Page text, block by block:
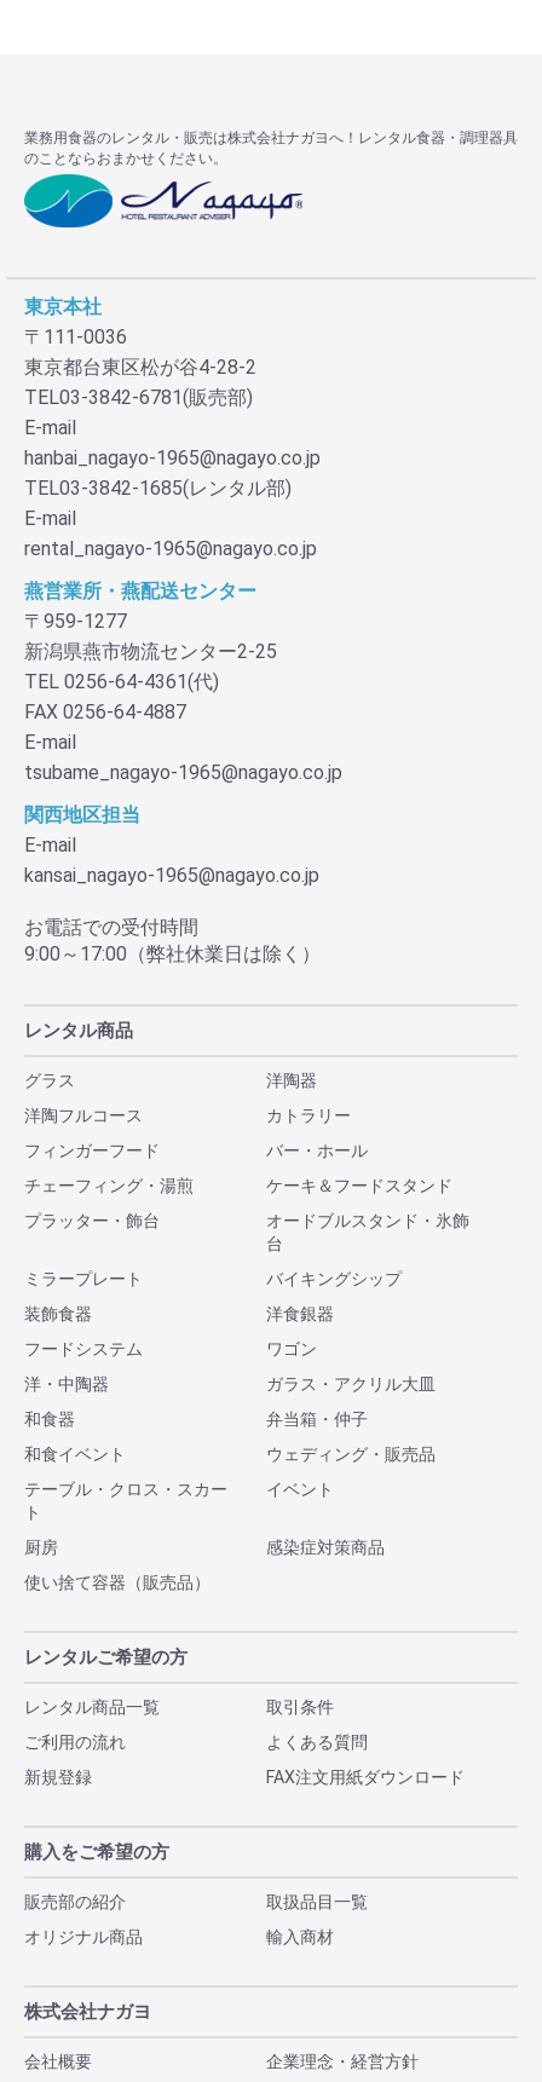
業務用食器のレンタル・販売は株式会社ナガヨへ！レンタル食器・調理器具
のことならおまかせください。
東京本社
〒111-0036
東京都台東区松が谷4-28-2
TEL03-3842-6781(販売部)
E-mail
hanbai_nagayo-1965@nagayo.co.jp
TEL03-3842-1685(レンタル部)
E-mail
rental_nagayo-1965@nagayo.co.jp
燕営業所・燕配送センター
〒959-1277
新潟県燕市物流センター2-25
TEL 0256-64-4361(代)
FAX 0256-64-4887
E-mail
tsubame_nagayo-1965@nagayo.co.jp
関西地区担当
E-mail
kansai_nagayo-1965@nagayo.co.jp
お電話での受付時間
9:00～17:00（弊社休業日は除く）
レンタル商品
グラス
洋陶器
洋陶フルコース
カトラリー
フィンガーフード
バー・ホール
チェーフィング・湯煎
ケーキ＆フードスタンド
プラッター・飾台
オードブルスタンド・氷飾
台
ミラープレート
バイキングシップ
装飾食器
洋食銀器
フードシステム
ワゴン
洋・中陶器
ガラス・アクリル大皿
和食器
弁当箱・仲子
和食イベント
ウェディング・販売品
テーブル・クロス・スカー
ト
イベント
厨房
感染症対策商品
使い捨て容器（販売品）
レンタルご希望の方
レンタル商品一覧
取引条件
ご利用の流れ
よくある質問
新規登録
FAX注文用紙ダウンロード
購入をご希望の方
販売部の紹介
取扱品目一覧
オリジナル商品
輸入商材
株式会社ナガヨ
会社概要 企業理念・経営方針